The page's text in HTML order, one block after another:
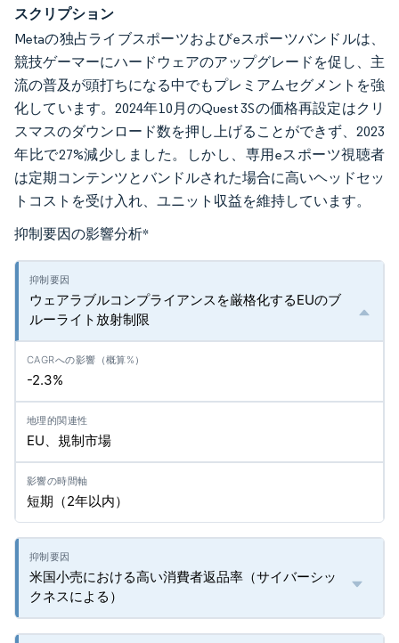
スクリプション
Metaの独占ライブスポーツおよびeスポーツバンドルは、
競技ゲーマーにハードウェアのアップグレードを促し、主
流の普及が頭打ちになる中でもプレミアムセグメントを強
化しています。2024年10月のQuest 3Sの価格再設定はクリ
スマスのダウンロード数を押し上げることができず、2023
年比で27%減少しました。しかし、専用eスポーツ視聴者
は定期コンテンツとバンドルされた場合に高いヘッドセッ
トコストを受け入れ、ユニット収益を維持しています。
抑制要因の影響分析*
ウェアラブルコンプライアンスを厳格化するEUのブ
ルーライト放射制限
-2.3%
EU、規制市場
短期（2年以内）
米国小売における高い消費者返品率（サイバーシッ
クネスによる）